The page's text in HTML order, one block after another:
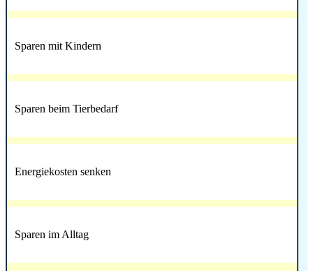
Sparen mit Kindern
Sparen beim Tierbedarf
Energiekosten senken
Sparen im Alltag